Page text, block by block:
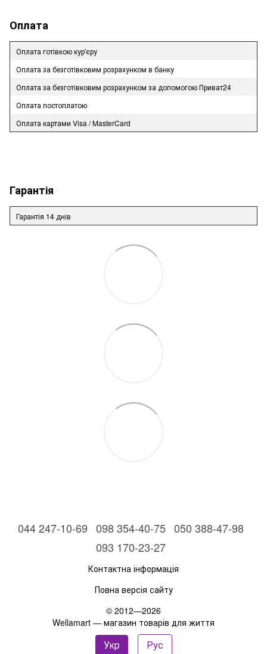
Оплата
Оплата готівкою кур'єру
Оплата за безготівковим розрахунком в банку
Оплата за безготівковим розрахунком за допомогою Приват24
Оплата постоплатою
Оплата картами Visa / MasterCard
Гарантія
Гарантія 14 днів
044 247-10-69 098 354-40-75 050 388-47-98
093 170-23-27
Контактна інформація
Повна версія сайту
© 2012—2026
Wellamart — магазин товарів для життя
Укр Рус